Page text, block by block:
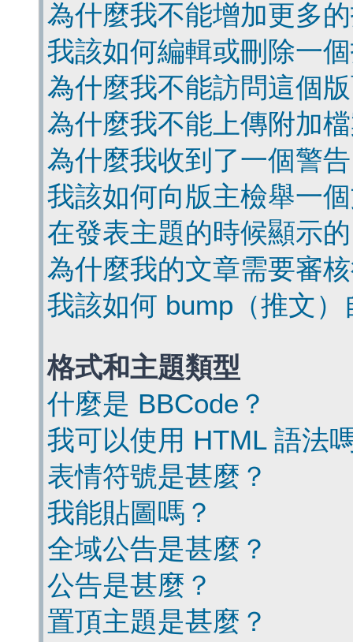
為什麼我不能增加更多
我該如何編輯或刪除一
為什麼我不能訪問這個
為什麼我不能上傳附加
為什麼我收到了一個警
我該如何向版主檢舉一
在發表主題的時候顯示
為什麼我的文章需要審
我該如何 bump（推文
格式和主題類型
什麼是 BBCode？
我可以使用 HTML 語法
表情符號是甚麼？
我能貼圖嗎？
全域公告是甚麼？
公告是甚麼？
置頂主題是甚麼？